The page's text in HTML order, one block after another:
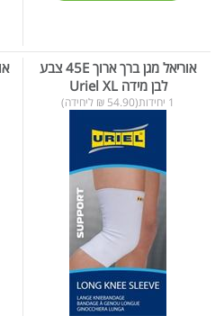
אוריאל מגן ברך ארוך 45E צבע
לבן מידה Uriel XL
1 יחידות(54.90 ₪ ליחידה)